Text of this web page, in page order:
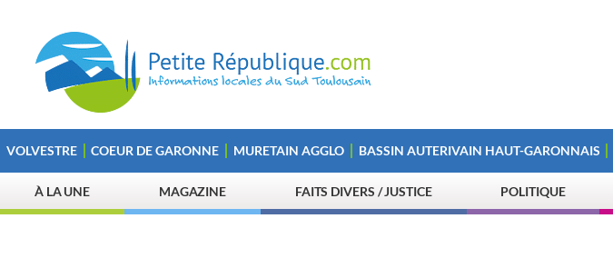
VOLVESTRE COEUR DE GARONNE MURETAIN AGGLO BASSIN AUTERIVAIN HAUT-GARONNAIS
À LA UNE MAGAZINE FAITS DIVERS / JUSTICE POLITIQUE